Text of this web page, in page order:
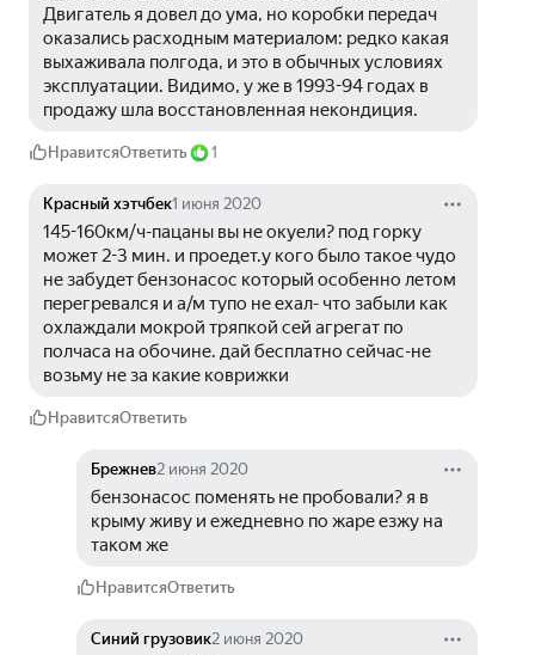
Двигатель я довел до ума, но коробки передач
оказались расходным материалом: редко какая
выхаживала полгода, и это в обычных условиях
эксплуатации. Видимо, у же в 1993-94 годах в
продажу шла восстановленная некондиция.
НравитсяОтветить 1
Красный хэтчбек1 июня 2020
145-160км/ч-пацаны вы не окуели? под горку
может 2-3 мин. и проедет.у кого было такое чудо
не забудет бензонасос который особенно летом
перегревался и а/м тупо не ехал- что забыли как
охлаждали мокрой тряпкой сей агрегат по
полчаса на обочине. дай бесплатно сейчас-не
возьму не за какие коврижки
НравитсяОтветить
Брежнев2 июня 2020
бензонасос поменять не пробовали? я в
крыму живу и ежедневно по жаре езжу на
таком же
НравитсяОтветить
Синий грузовик2 июня 2020